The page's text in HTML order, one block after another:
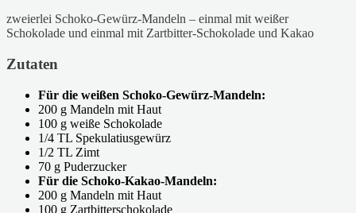
zweierlei Schoko-Gewürz-Mandeln – einmal mit weißer
Schokolade und einmal mit Zartbitter-Schokolade und Kakao
Zutaten
Für die weißen Schoko-Gewürz-Mandeln:
200 g Mandeln mit Haut
100 g weiße Schokolade
1/4 TL Spekulatiusgewürz
1/2 TL Zimt
70 g Puderzucker
Für die Schoko-Kakao-Mandeln:
200 g Mandeln mit Haut
100 g Zartbitterschokolade